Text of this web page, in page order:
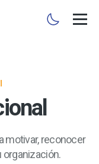
motivar, reconocer
organización.